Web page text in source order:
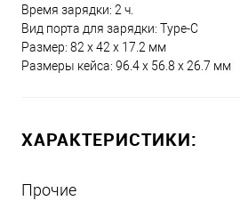
Время зарядки: 2 ч.
Вид порта для зарядки: Type-C
Размер: 82 х 42 х 17.2 мм
Размеры кейса: 96.4 х 56.8 х 26.7 мм
ХАРАКТЕРИСТИКИ:
Прочие